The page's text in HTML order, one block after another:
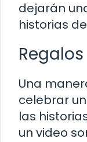
dejarán
historias
Una
celebrar
las
un video